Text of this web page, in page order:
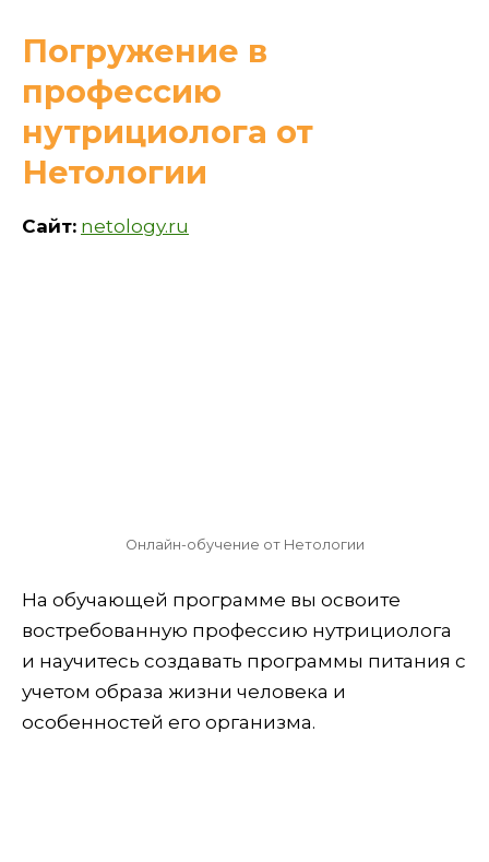
Погружение в
профессию
нутрициолога от
Нетологии
Сайт: netology.ru
Онлайн-обучение от Нетологии
На обучающей программе вы освоите
востребованную профессию нутрициолога
и научитесь создавать программы питания с
учетом образа жизни человека и
особенностей его организма.